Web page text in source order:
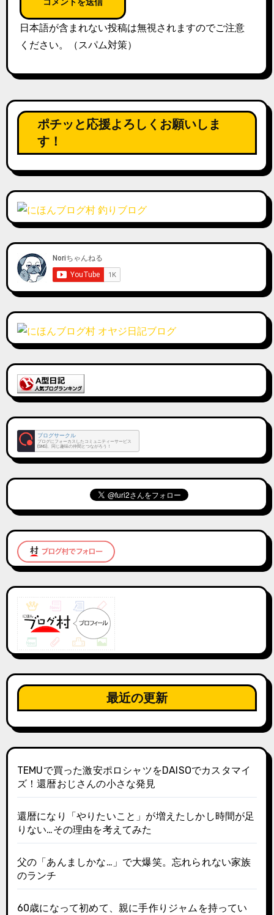
日本語が含まれない投稿は無視されますのでご注意
ください。（スパム対策）
ポチッと応援よろしくお願いしま
す！
ブログサークル
ブログにフォーカスしたコミュニティーサービス
(SNS)。同じ趣味の仲間とつながろう！
最近の更新
TEMUで買った激安ポロシャツをDAISOでカスタマイ
ズ！還暦おじさんの小さな発見
還暦になり「やりたいこと」が増えたしかし時間が足
りない…その理由を考えてみた
父の「あんましかな…」で大爆笑。忘れられない家族
のランチ
60歳になって初めて、親に手作りジャムを持ってい